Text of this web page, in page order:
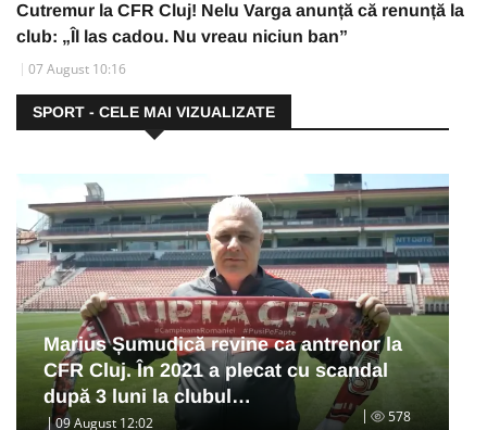
Cutremur la CFR Cluj! Nelu Varga anunță că renunță la
club: „Îl las cadou. Nu vreau niciun ban”
07 August 10:16
SPORT - CELE MAI VIZUALIZATE
Marius Șumudică revine ca antrenor la
CFR Cluj. În 2021 a plecat cu scandal
după 3 luni la clubul…
09 August 12:02 578